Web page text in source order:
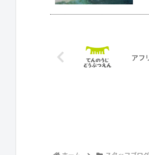
アフ